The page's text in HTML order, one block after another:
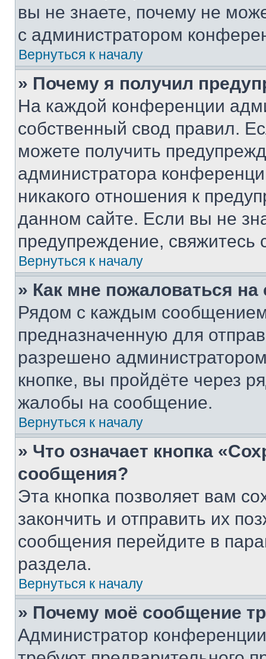
вы не знаете, почему не
с администратором
Вернуться к началу
» Почему я получил
На каждой конференции
собственный свод правил.
можете получить
администратора
никакого отношения к
данном сайте. Если вы не
предупреждение,
Вернуться к началу
» Как мне пожаловаться
Рядом с каждым сообщением
предназначенную для
разрешено
кнопке, вы пройдёте через
жалобы на сообщение.
Вернуться к началу
» Что означает кнопка
сообщения?
Эта кнопка позволяет вам
закончить и отправить их
сообщения перейдите в
раздела.
Вернуться к началу
» Почему моё сообщение
Администратор